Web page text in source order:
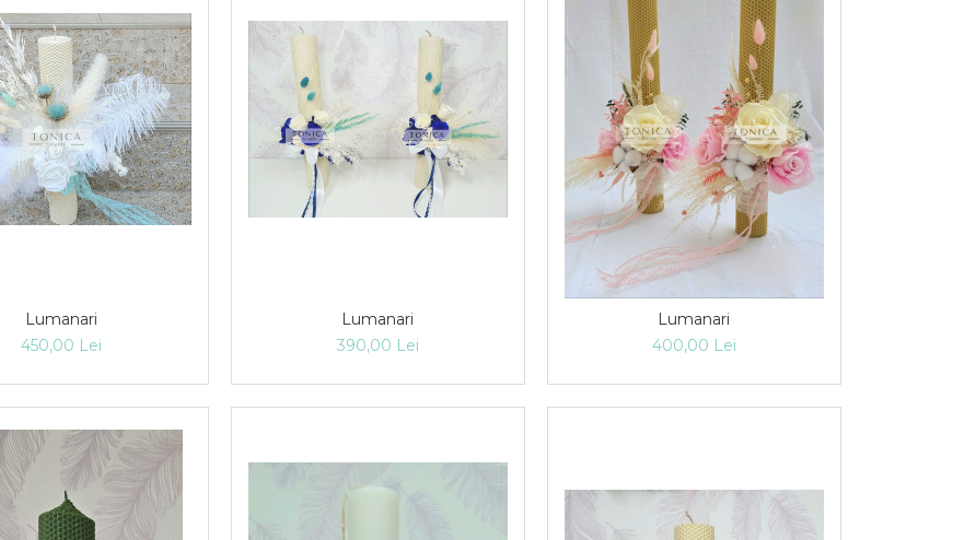
Lumanari
450,00 Lei
Lumanari
390,00 Lei
Lumanari
400,00 Lei